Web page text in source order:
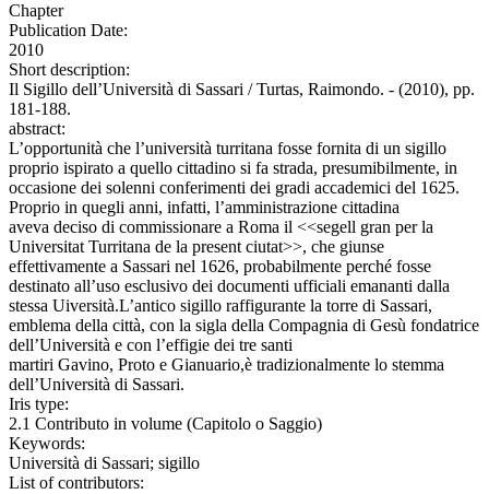
Chapter
Publication Date:
2010
Short description:
Il Sigillo dell’Università di Sassari / Turtas, Raimondo. - (2010), pp.
181-188.
abstract:
L’opportunità che l’università turritana fosse fornita di un sigillo
proprio ispirato a quello cittadino si fa strada, presumibilmente, in
occasione dei solenni conferimenti dei gradi accademici del 1625.
Proprio in quegli anni, infatti, l’amministrazione cittadina
aveva deciso di commissionare a Roma il <<segell gran per la
Universitat Turritana de la present ciutat>>, che giunse
effettivamente a Sassari nel 1626, probabilmente perché fosse
destinato all’uso esclusivo dei documenti ufficiali emananti dalla
stessa Uiversità.L’antico sigillo raffigurante la torre di Sassari,
emblema della città, con la sigla della Compagnia di Gesù fondatrice
dell’Università e con l’effigie dei tre santi
martiri Gavino, Proto e Gianuario,è tradizionalmente lo stemma
dell’Università di Sassari.
Iris type:
2.1 Contributo in volume (Capitolo o Saggio)
Keywords:
Università di Sassari; sigillo
List of contributors: